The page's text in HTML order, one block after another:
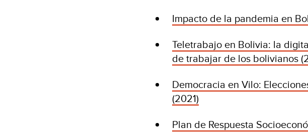
Impacto de la pandemia en
Teletrabajo en Bolivia: la
de trabajar de los bolivianos
Democracia en Vilo:
(2021)
Plan de Respuesta